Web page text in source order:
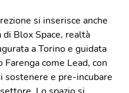
si inserisce anche
di Blox Space, realtà
a Torino e guidata
come Lead, con
sostenere e pre-incubare